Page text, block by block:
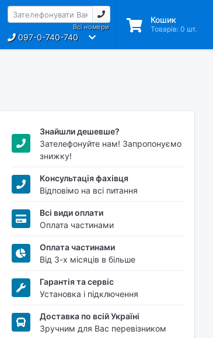
Всі номери
097-0-740-740
Кошик
Товарів: 0 шт.
Знайшли дешевше?
Зателефонуйте нам! Запропонуємо
знижку!
Консультація фахівця
Відповімо на всі питання
Всі види оплати
Оплата частинами
Оплата частинами
Від 3-х місяців в більше
Гарантія та сервіс
Установка і підключення
Доставка по всій Україні
Зручним для Вас перевізником